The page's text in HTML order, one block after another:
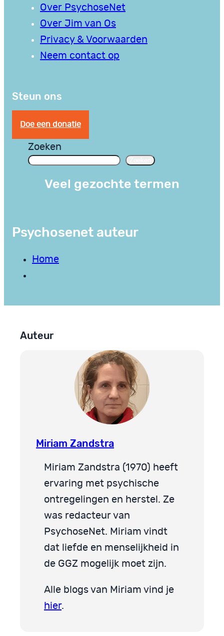
Over PsychoseNet
Over Jim van Os
Privacy & Voorwaarden
Neem contact op
Steun ons
Doe een donatie
Zoeken
Veel gezochte termen
Psychosenet auteur
Home
Auteur
Miriam Zandstra
Miriam Zandstra (1970) heeft
ervaring met psychische
ontregelingen en herstel. Ze
was redacteur van
PsychoseNet. Miriam vindt
dat liefde en menselijkheid in
de GGZ mogelijk moet zijn.
Alle blogs van Miriam vind je
hier.